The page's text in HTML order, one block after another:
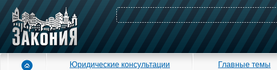
Юридические консультации Главные темы